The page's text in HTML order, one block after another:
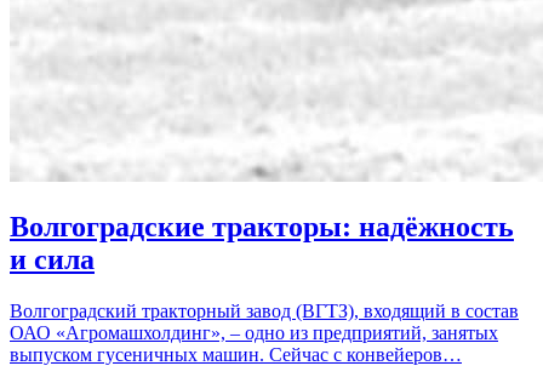
Волгоградские тракторы: надёжность
и сила
Волгоградский тракторный завод (ВГТЗ), входящий в состав
ОАО «Агромашхолдинг», – одно из предприятий, занятых
выпуском гусеничных машин. Сейчас с конвейеров…